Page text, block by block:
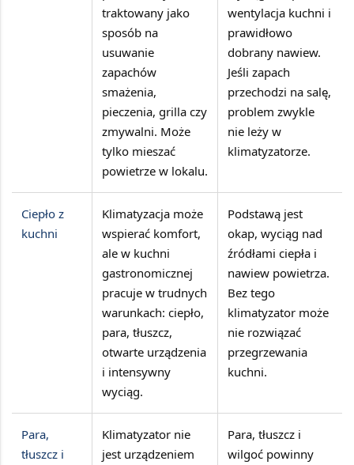
traktowany jako
sposób na
usuwanie
zapachów
smażenia,
pieczenia, grilla czy
zmywalni. Może
tylko mieszać
powietrze w lokalu.
wentylacja kuchni i
prawidłowo
dobrany nawiew.
Jeśli zapach
przechodzi na salę,
problem zwykle
nie leży w
klimatyzatorze.
Ciepło z
kuchni
Klimatyzacja może
wspierać komfort,
ale w kuchni
gastronomicznej
pracuje w trudnych
warunkach: ciepło,
para, tłuszcz,
otwarte urządzenia
i intensywny
wyciąg.
Podstawą jest
okap, wyciąg nad
źródłami ciepła i
nawiew powietrza.
Bez tego
klimatyzator może
nie rozwiązać
przegrzewania
kuchni.
Para,
tłuszcz i
Klimatyzator nie
jest urządzeniem
Para, tłuszcz i
wilgoć powinny